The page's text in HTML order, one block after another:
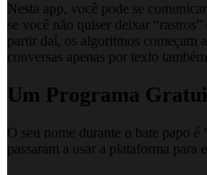
Nesta app, você pode se
se você não quiser deixar
partir daí, os algoritmos começam
conversas apenas por texto
Um Programa
O seu nome durante o bate papo
passaram a usar a plataforma para